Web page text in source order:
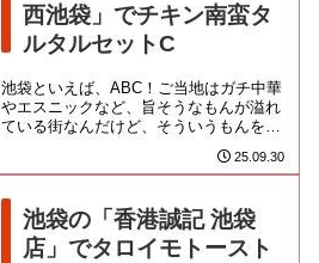
西池袋」でチキン南蛮タ
ルタルセットC
池袋といえば、ABC！ご当地はガチ中華
やエスニックなど、旨そうなもんが溢れ
ている街なんだけど、そういうもんを全
部脇にうっちゃって、毎回寄りたくなっ
ちゃうお店です。結局、私は...
25.09.30
池袋の「香港誠記 池袋
店」でタロイモトースト